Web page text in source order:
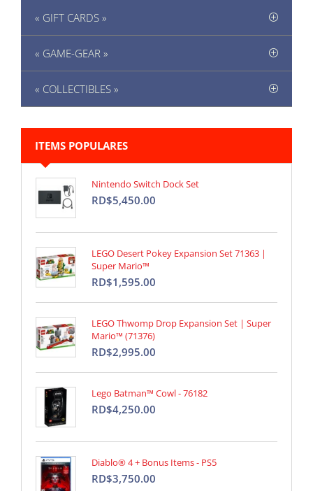
« GIFT CARDS »
« GAME-GEAR »
« COLLECTIBLES »
ITEMS POPULARES
Nintendo Switch Dock Set
RD$5,450.00
LEGO Desert Pokey Expansion Set 71363 |
Super Mario™
RD$1,595.00
LEGO Thwomp Drop Expansion Set | Super
Mario™ (71376)
RD$2,995.00
Lego Batman™ Cowl - 76182
RD$4,250.00
Diablo® 4 + Bonus Items - PS5
RD$3,750.00